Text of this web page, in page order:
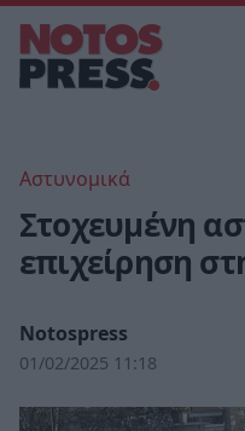
Αστυνομικά
Στοχευμένη
επιχείρηση
Notospress
01/02/2025 11:18